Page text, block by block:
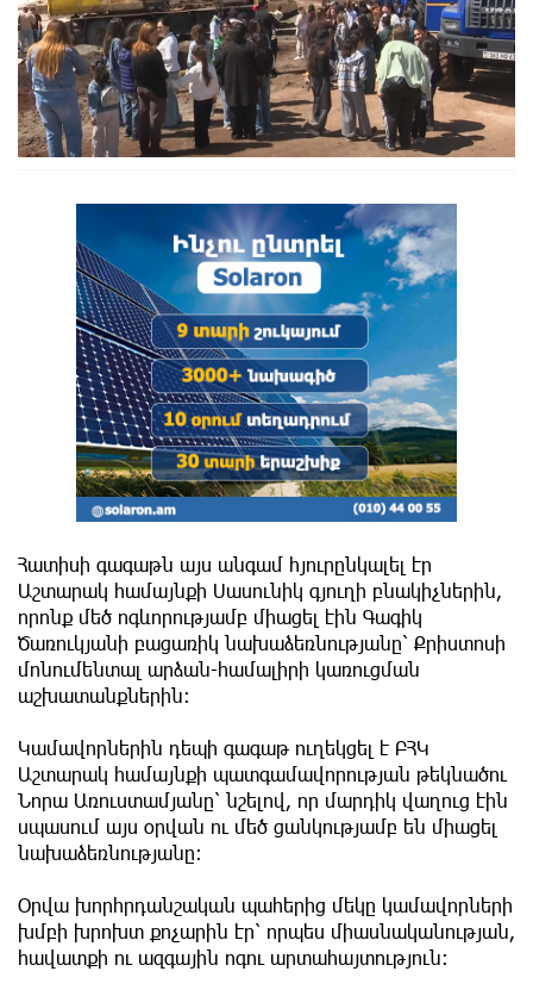
Հատիսի գագաթն այս անգամ հյուրընկալել էր
Աշտարակ համայնքի Սասունիկ գյուղի բնակիչներին,
որոնք մեծ ոգևորությամբ միացել էին Գագիկ
Ծառուկյանի բացառիկ նախաձեռնությանը՝ Քրիստոսի
մոնումենտալ արձան-համալիրի կառուցման
աշխատանքներին։
Կամավորներին դեպի գագաթ ուղեկցել է ԲՀԿ
Աշտարակ համայնքի պատգամավորության թեկնածու
Նորա Առուստամյանը՝ նշելով, որ մարդիկ վաղուց էին
սպասում այս օրվան ու մեծ ցանկությամբ են միացել
նախաձեռնությանը։
Օրվա խորհրդանշական պահերից մեկը կամավորների
խմբի խրոխտ քոչարին էր՝ որպես միասնականության,
հավատքի ու ազգային ոգու արտահայտություն։